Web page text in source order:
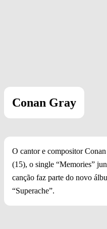
Conan Gray
O cantor e compositor
(15), o single “Memories”
canção faz parte do novo
“Superache”.